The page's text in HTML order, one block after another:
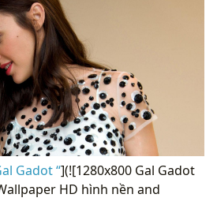
Gadot “](![1280x800 Gal Gadot
HD hình nền and